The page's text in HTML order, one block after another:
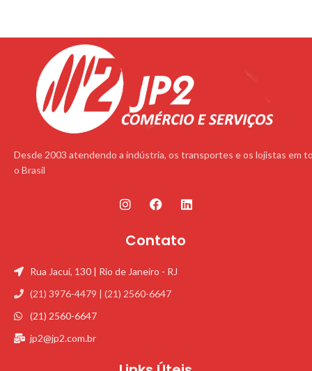
Desde 2003 atendendo a indústria, os transportes e os lojistas em
o Brasil
Contato
Rua Jacuí, 130 | Rio de Janeiro - RJ
(21) 3976-4479 | (21) 2560-6647
(21) 2560-6647
jp2@jp2.com.br